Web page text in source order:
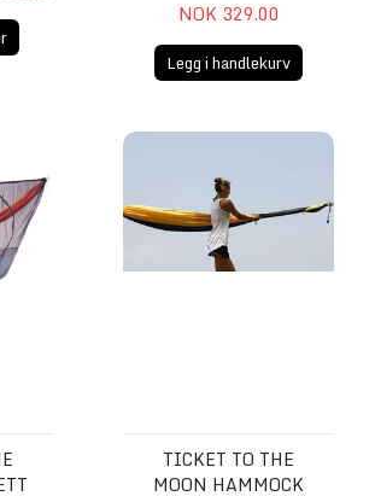
NOK 329.00
Legg i handlekurv
Ticket To The Moon Hammock
TICKET TO THE
MOON HAMMOCK